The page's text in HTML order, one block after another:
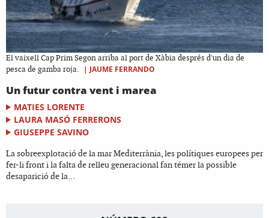
El vaixell Cap Prim Segon arriba al port de Xàbia després d'un dia de
pesca de gamba roja.
| JAUME FERRANDO
Un futur contra vent i marea
MATIES LORENTE
LAURA MASÓ FERRERONS
GIUSEPPE SAVINO
La sobreexplotació de la mar Mediterrània, les polítiques europees per
fer-li front i la falta de relleu generacional fan témer la possible
desaparició de la...